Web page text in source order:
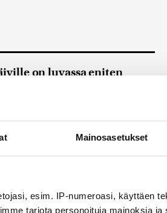
Mainosasetukset
esim. IP-numeroasi, käyttäen
tarjota personoituja mainoksia ja
on luvassa eniten
21:01
joulusta, mutta toisin on